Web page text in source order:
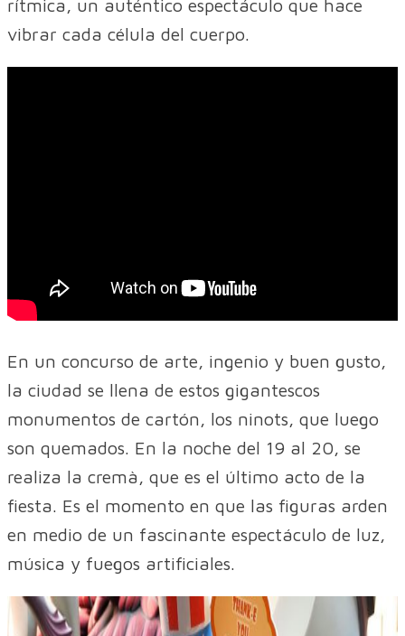
rítmica, un auténtico espectáculo que hace
vibrar cada célula del cuerpo.
En un concurso de arte, ingenio y buen gusto,
la ciudad se llena de estos gigantescos
monumentos de cartón, los ninots, que luego
son quemados. En la noche del 19 al 20, se
realiza la cremà, que es el último acto de la
fiesta. Es el momento en que las figuras arden
en medio de un fascinante espectáculo de luz,
música y fuegos artificiales.